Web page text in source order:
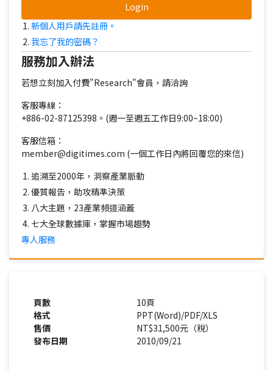
Login
新個人用戶請先註冊。
我忘了我的密碼？
服務加入辦法
若想立刻加入付費"Research"會員，請洽詢
客服專線：
+886-02-87125398。(週一至週五工作日9:00~18:00)
客服信箱：
member@digitimes.com (一個工作日內將回覆您的來信)
追溯至2000年，洞察產業脈動
優質報告，助攻精準決策
八大主題，23產業頻道涵蓋
七大全球數據庫，掌握市場趨勢
專人服務
頁數
10頁
格式
PPT(Word)/PDF/XLS
售價
NT$31,500元（稅）
發布日期
2010/09/21